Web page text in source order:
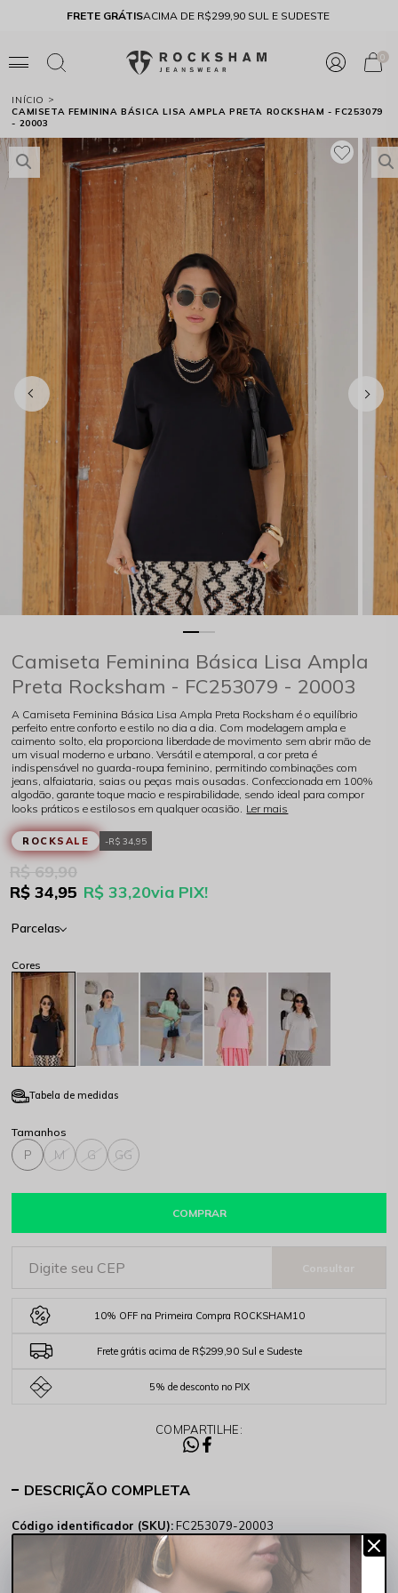
FRETE GRÁTISACIMA DE R$299,90 SUL E SUDESTE
0
INÍCIO
CAMISETA FEMININA BÁSICA LISA AMPLA PRETA ROCKSHAM - FC253079
- 20003
Camiseta Feminina Básica Lisa Ampla
Preta Rocksham - FC253079 - 20003
A Camiseta Feminina Básica Lisa Ampla Preta Rocksham é o equilíbrio
perfeito entre conforto e estilo no dia a dia. Com modelagem ampla e
caimento solto, ela proporciona liberdade de movimento sem abrir mão de
um visual moderno e urbano. Versátil e atemporal, a cor preta é
indispensável no guarda-roupa feminino, permitindo combinações com
jeans, alfaiataria, saias ou peças mais ousadas. Confeccionada em 100%
algodão, garante toque macio e respirabilidade, sendo ideal para compor
looks práticos e estilosos em qualquer ocasião. Ler mais
ROCKSALE R$ 34,95
R$ 33,20via PIX!
R$ 69,90
R$ 34,95
Parcelas
Tabela de medidas
P M G GG
COMPRAR
10% OFF na Primeira Compra ROCKSHAM10
Frete grátis acima de R$299,90 Sul e Sudeste
5% de desconto no PIX
COMPARTILHE:
DESCRIÇÃO COMPLETA
Código identificador (SKU):FC253079-20003
A Camiseta Feminina Básica Lisa Ampla Preta Rocksham é aquela
peça essencial que nunca sai de moda. Com proposta minimalista e
modelagem confortável, ela entrega um visual moderno, versátil e